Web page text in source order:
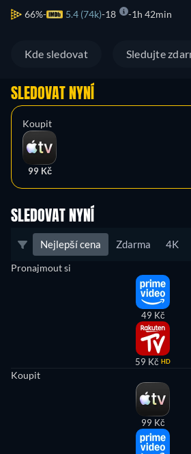
66% 5.4 (74k) 18 1h 42min
Kde sledovat Sledujte
SLEDOVAT NYNÍ
Koupit
99 Kč
SLEDOVAT NYNÍ
Nejlepší cena Zdarma 4K
Pronajmout si
49 Kč
59 Kč HD
Koupit
99 Kč